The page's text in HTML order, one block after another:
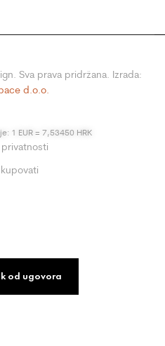
Sva prava pridržana. Izrada:
d.o.o.
1 EUR = 7,53450 HRK
privatnosti
od ugovora